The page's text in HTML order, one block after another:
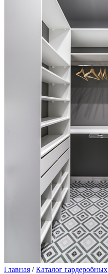
Главная /Каталог гардеробных